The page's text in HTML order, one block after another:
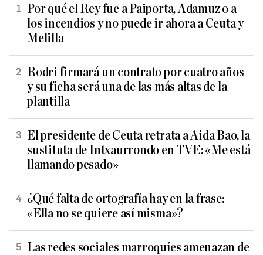
Por qué el Rey fue a Paiporta, Adamuz o a
los incendios y no puede ir ahora a Ceuta y
Melilla
Rodri firmará un contrato por cuatro años
y su ficha será una de las más altas de la
plantilla
El presidente de Ceuta retrata a Aida Bao, la
sustituta de Intxaurrondo en TVE: «Me está
llamando pesado»
¿Qué falta de ortografía hay en la frase:
«Ella no se quiere así misma»?
Las redes sociales marroquíes amenazan de